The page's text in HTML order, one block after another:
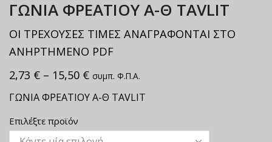
ΓΩΝΙΑ ΦΡΕΑΤΙΟΥ Α-Θ TAVLIT
ΟΙ ΤΡΕΧΟΥΣΕΣ ΤΙΜΕΣ ΑΝΑΓΡΑΦΟΝΤΑΙ ΣΤΟ
ΑΝΗΡΤΗΜΕΝΟ PDF
2,73 € – 15,50 € συμπ. Φ.Π.Α.
ΓΩΝΙΑ ΦΡΕΑΤΙΟΥ Α-Θ TAVLIT
Επιλέξτε προϊόν